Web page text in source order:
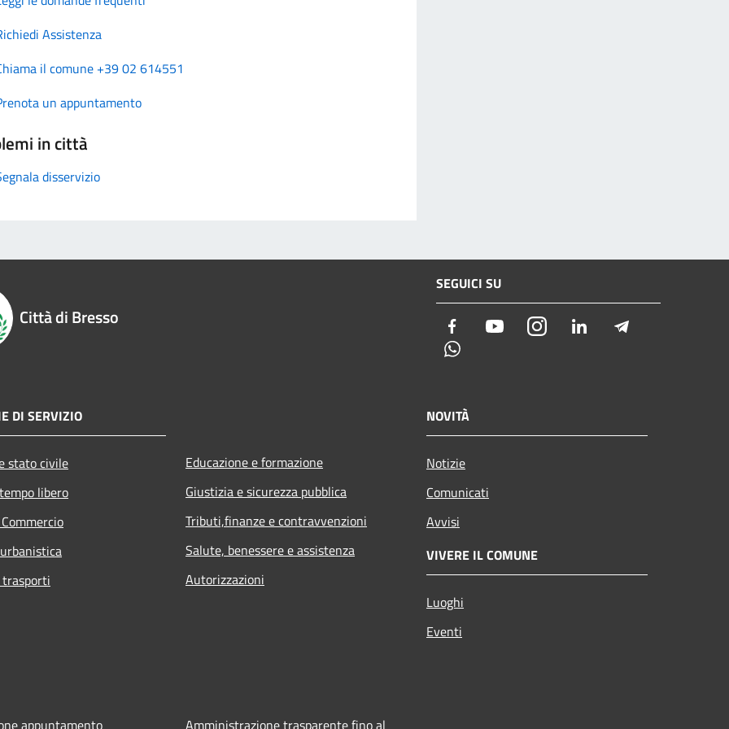
Assistenza
il comune +39 02 614551
un appuntamento
in città
disservizio
Città di Bresso
SEGUICI SU
Facebook YoutubeInstagramLinkedIn
DI SERVIZIO
stato civile
libero
Educazione e formazione
Giustizia e sicurezza pubblica
Tributi,finanze e contravvenzioni
Salute, benessere e assistenza
Autorizzazioni
NOVITÀ
Notizie
Comunicati
Avvisi
VIVERE IL COMUNE
Luoghi
Eventi
appuntamento Amministrazione trasparente fino al